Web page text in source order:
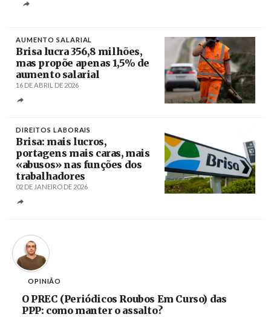
AUMENTO SALARIAL
Brisa lucra 356,8 milhões,
mas propõe apenas 1,5% de
aumento salarial
16 DE ABRIL DE 2026
DIREITOS LABORAIS
Brisa: mais lucros,
portagens mais caras, mais
«abusos» nas funções dos
trabalhadores
02 DE JANEIRO DE 2026
OPINIÃO
O PREC (Periódicos Roubos Em Curso) das
PPP: como manter o assalto?